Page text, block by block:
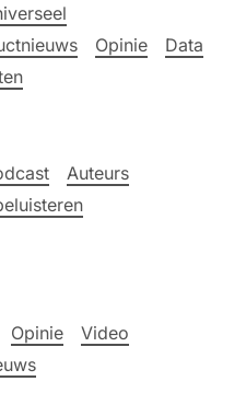
Opinie
Data
Auteurs
Opinie
Video